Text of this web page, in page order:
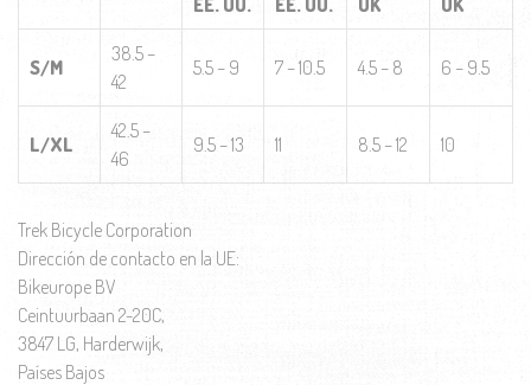
S/M
38.5 –
42
5.5 – 9 7 – 10.5 4.5 – 8 6 – 9.5
L/XL
42.5 –
46
9.5 – 13 11 8.5 – 12 10
Trek Bicycle Corporation
Dirección de contacto en la UE:
Bikeurope BV
Ceintuurbaan 2-20C,
3847 LG, Harderwijk,
Países Bajos